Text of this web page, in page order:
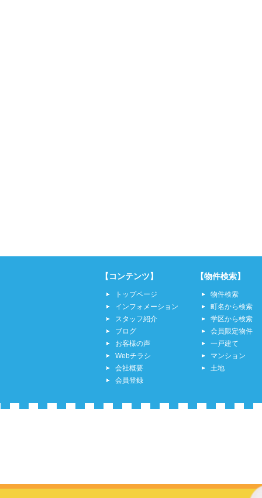
【コンテンツ】
トップページ
インフォメーション
スタッフ紹介
ブログ
お客様の声
Webチラシ
会社概要
会員登録
【物件検索】
物件検索
町名から検索
学区から検索
会員限定物件
一戸建て
マンション
土地